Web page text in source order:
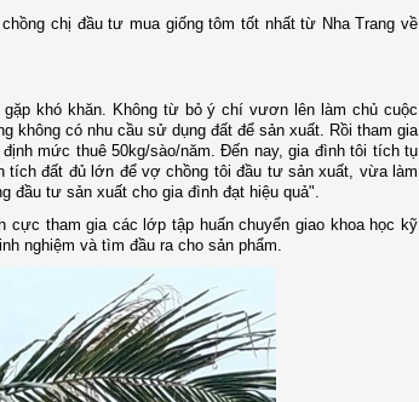
chị đầu tư mua giống tôm tốt nhất từ Nha Trang về
khó khăn. Không từ bỏ ý chí vươn lên làm chủ cuộc
không có nhu cầu sử dụng đất để sản xuất. Rồi tham gia
mức thuê 50kg/sào/năm. Đến nay, gia đình tôi tích tụ
tích đất đủ lớn để vợ chồng tôi đầu tư sản xuất, vừa làm
đầu tư sản xuất cho gia đình đạt hiệu quả".
cực tham gia các lớp tập huấn chuyển giao khoa học kỹ
nghiệm và tìm đầu ra cho sản phẩm.